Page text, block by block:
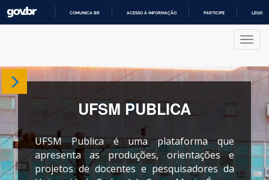
COMUNICA BR ACESSO À INFORMAÇÃO PARTICIPE
Sobre
Centros
de
Ensino
UFSM PUBLICA
UFSM Publica é uma plataforma que
apresenta as produções, orientações e
projetos de docentes e pesquisadores da